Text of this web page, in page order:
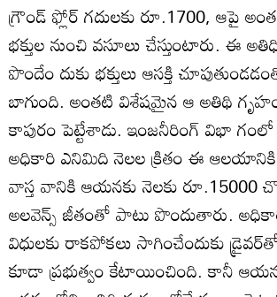
గ్రౌండ్‌ ఫ్లోర్‌ గదులకు రూ.1700, ఆపై
భక్తుల నుంచి వసూలు చేస్తుంటారు. ఈ
పొందేం దుకు భక్తులు ఆసక్తి
బాగుంది. అంతటి విశేషమైన ఆ అతిథి
కాపురం పెట్టేశాడు. ఇంజనీరింగ్‌ విభా
అధికారి ఎనిమిది నెలల క్రితం ఈ ఆలయానికి
వాస్త వానికి ఆయనకు నెలకు రూ.15000
అలవెన్స్‌ జీతంతో పాటు పొందుతారు.
విధులకు రాకపోకలు సాగించేందుకు
కూడా ప్రభుత్వం కేటాయించింది. కానీ